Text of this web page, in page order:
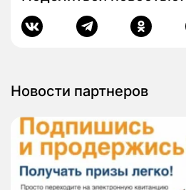
Новости партнеров